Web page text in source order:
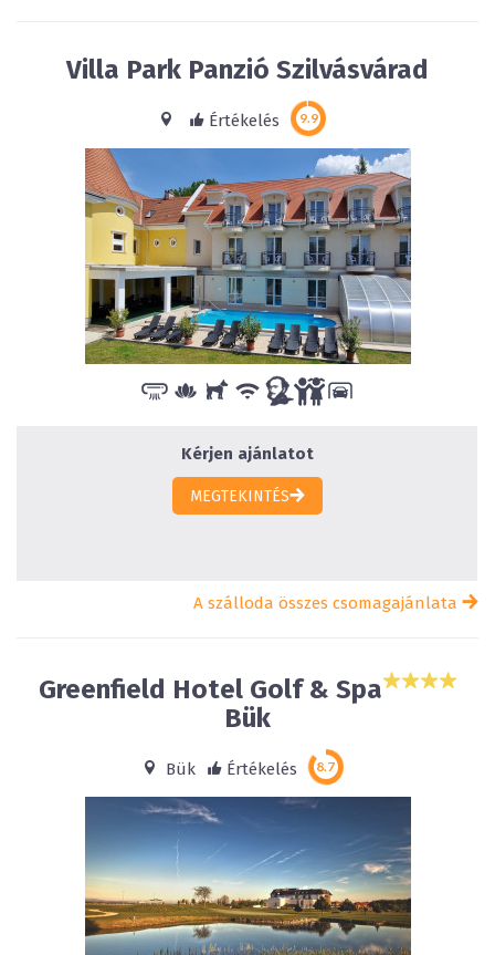
Villa Park Panzió Szilvásvárad
Értékelés
Kérjen ajánlatot
MEGTEKINTÉS
A szálloda összes csomagajánlata
Greenfield Hotel Golf & Spa
Bük
Bük Értékelés